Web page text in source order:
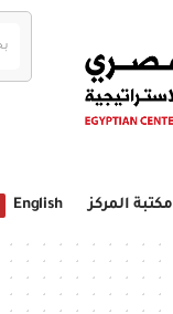
مكتبة المركز English